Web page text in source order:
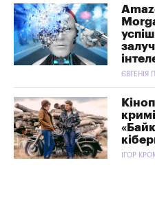
ЄВГЕНІЯ
ІГОР